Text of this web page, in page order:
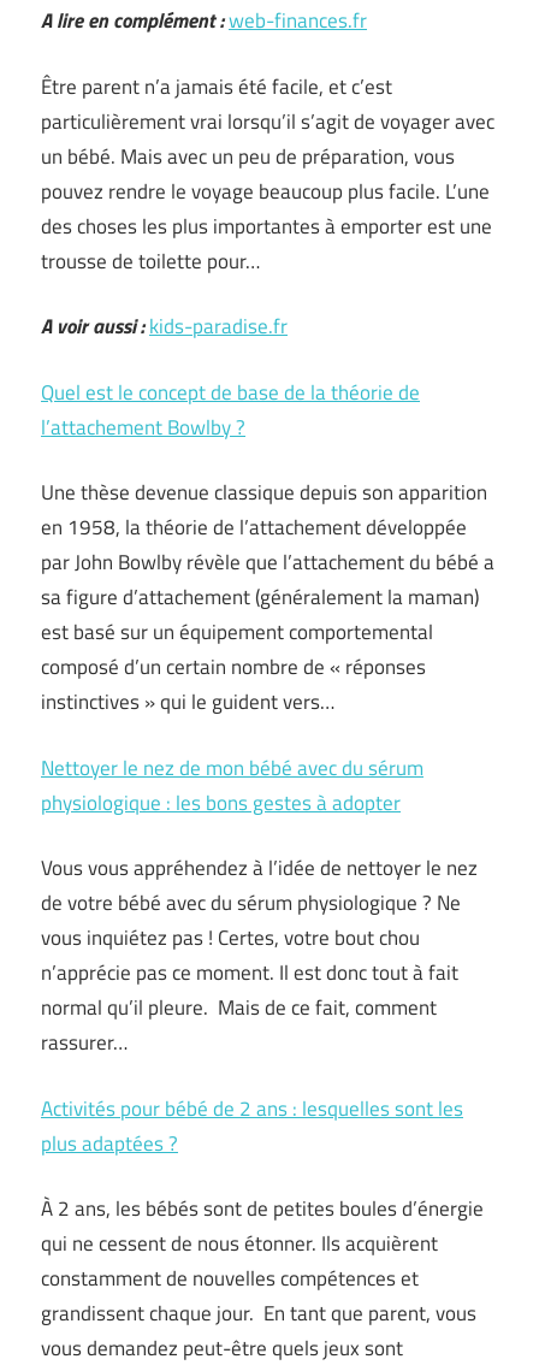
A lire en complément :web-finances.fr
Être parent n’a jamais été facile, et c’est
particulièrement vrai lorsqu’il s’agit de voyager avec
un bébé. Mais avec un peu de préparation, vous
pouvez rendre le voyage beaucoup plus facile. L’une
des choses les plus importantes à emporter est une
trousse de toilette pour…
A voir aussi :kids-paradise.fr
Quel est le concept de base de la théorie de
l’attachement Bowlby ?
Une thèse devenue classique depuis son apparition
en 1958, la théorie de l’attachement développée
par John Bowlby révèle que l’attachement du bébé a
sa figure d’attachement (généralement la maman)
est basé sur un équipement comportemental
composé d’un certain nombre de « réponses
instinctives » qui le guident vers…
Nettoyer le nez de mon bébé avec du sérum
physiologique : les bons gestes à adopter
Vous vous appréhendez à l’idée de nettoyer le nez
de votre bébé avec du sérum physiologique ? Ne
vous inquiétez pas ! Certes, votre bout chou
n’apprécie pas ce moment. Il est donc tout à fait
normal qu’il pleure. Mais de ce fait, comment
rassurer…
Activités pour bébé de 2 ans : lesquelles sont les
plus adaptées ?
À 2 ans, les bébés sont de petites boules d’énergie
qui ne cessent de nous étonner. Ils acquièrent
constamment de nouvelles compétences et
grandissent chaque jour. En tant que parent, vous
vous demandez peut-être quels jeux sont